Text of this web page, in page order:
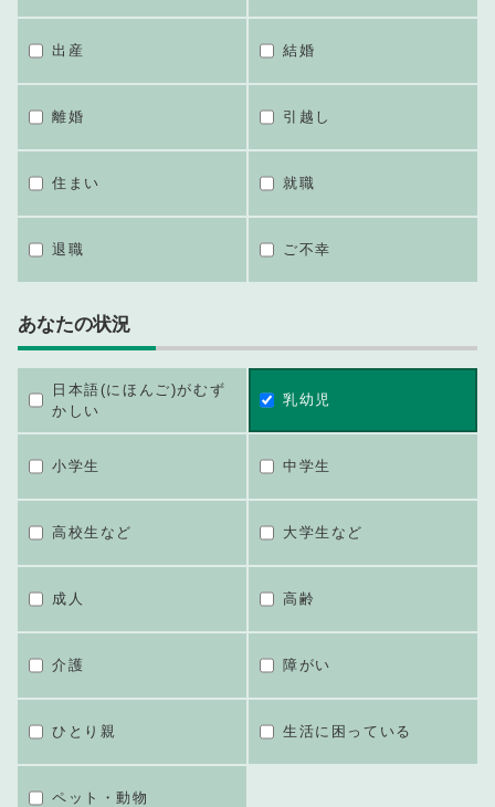
出産 結婚
離婚 引越し
住まい 就職
退職 ご不幸
あなたの状況
日本語(にほんご)がむず
かしい
乳幼児
小学生 中学生
高校生など 大学生など
成人 高齢
介護 障がい
ひとり親 生活に困っている
ペット・動物